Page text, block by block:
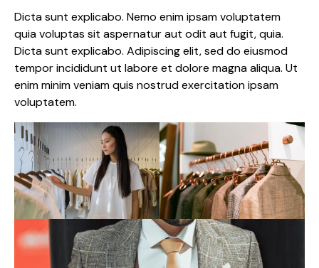
Dicta sunt explicabo. Nemo enim ipsam voluptatem
quia voluptas sit aspernatur aut odit aut fugit, quia.
Dicta sunt explicabo. Adipiscing elit, sed do eiusmod
tempor incididunt ut labore et dolore magna aliqua. Ut
enim minim veniam quis nostrud exercitation ipsam
voluptatem.